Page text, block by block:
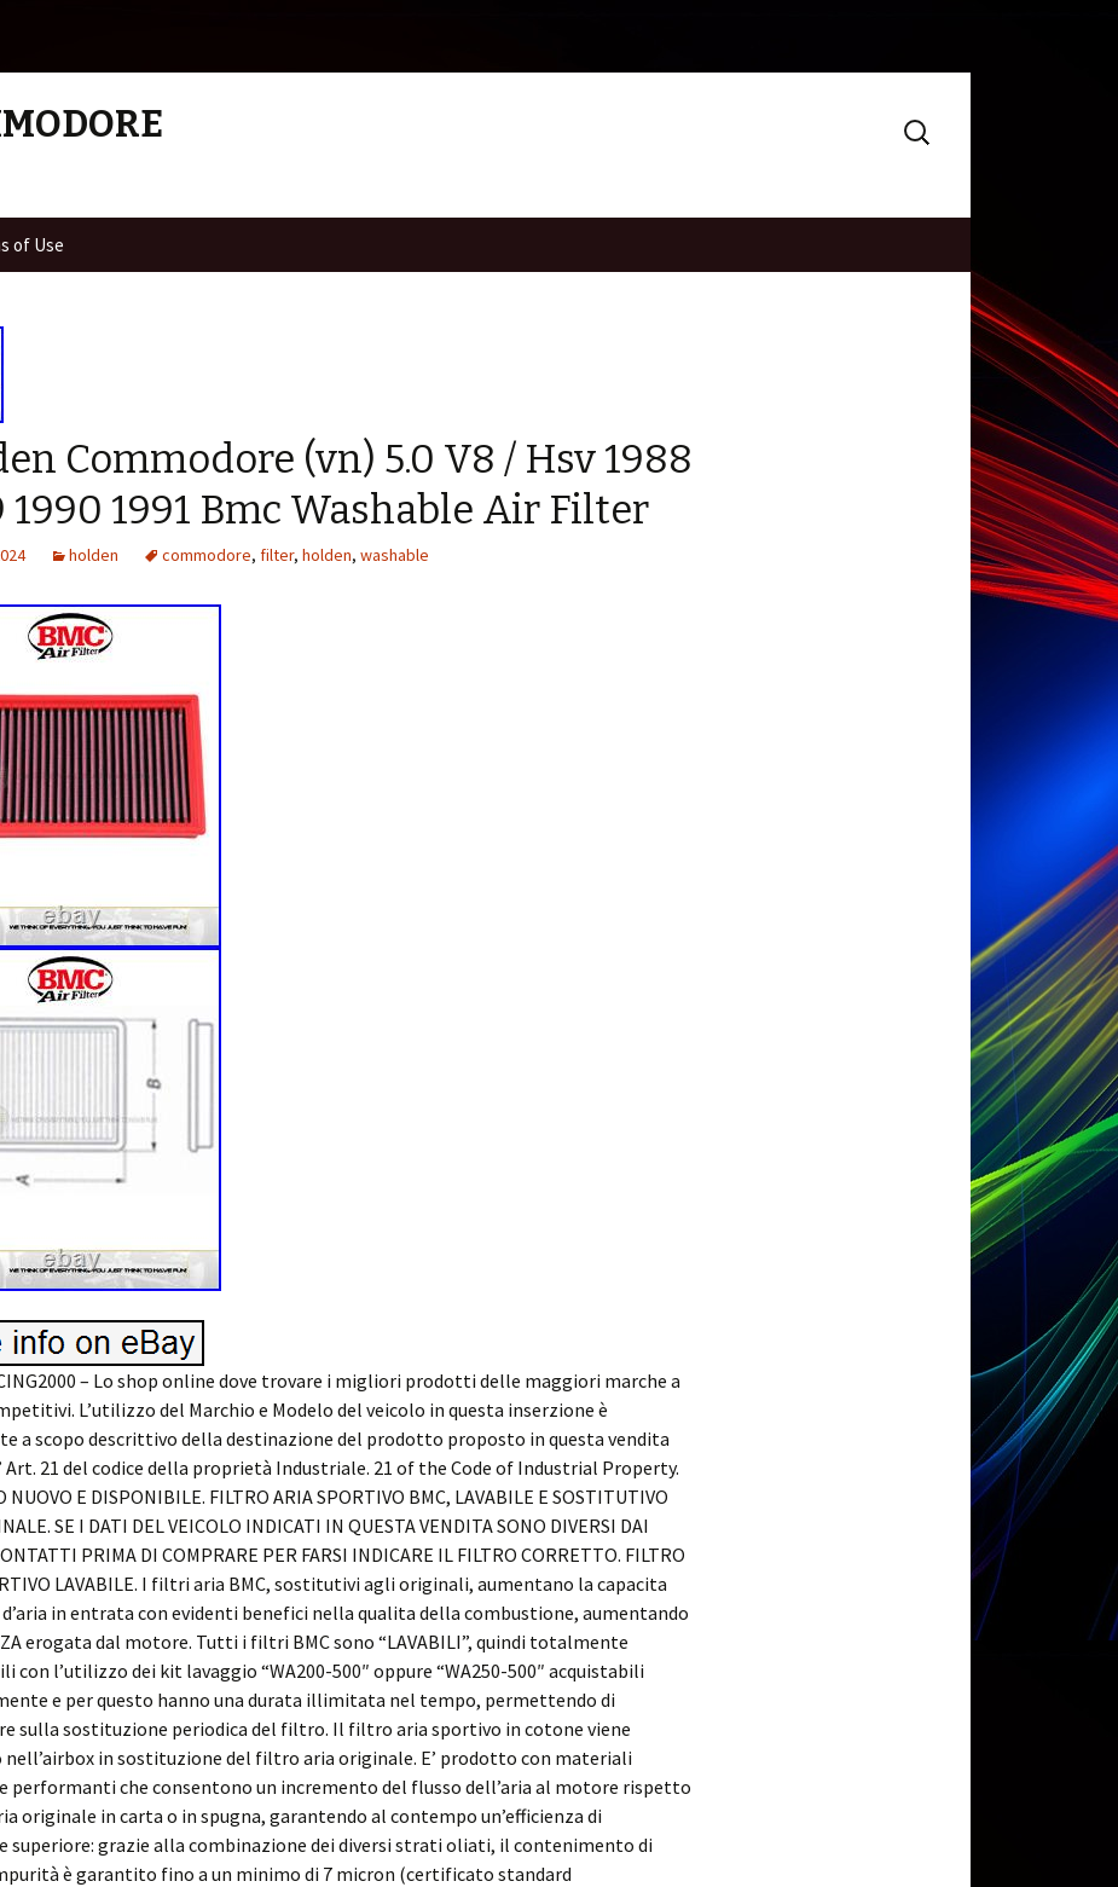
Search
for:
of Use
Commodore (vn) 5.0 V8 / Hsv 1988
1990 1991 Bmc Washable Air Filter
holden commodore, filter, holden, washable
– Lo shop online dove trovare i migliori prodotti delle maggiori marche a
L’utilizzo del Marchio e Modelo del veicolo in questa inserzione è
a scopo descrittivo della destinazione del prodotto proposto in questa vendita
Art. 21 del codice della proprietà Industriale. 21 of the Code of Industrial Property.
NUOVO E DISPONIBILE. FILTRO ARIA SPORTIVO BMC, LAVABILE E SOSTITUTIVO
SE I DATI DEL VEICOLO INDICATI IN QUESTA VENDITA SONO DIVERSI DAI
PRIMA DI COMPRARE PER FARSI INDICARE IL FILTRO CORRETTO. FILTRO
LAVABILE. I filtri aria BMC, sostitutivi agli originali, aumentano la capacita
in entrata con evidenti benefici nella qualita della combustione, aumentando
erogata dal motore. Tutti i filtri BMC sono “LAVABILI”, quindi totalmente
con l’utilizzo dei kit lavaggio “WA200-500″ oppure “WA250-500″ acquistabili
e per questo hanno una durata illimitata nel tempo, permettendo di
sulla sostituzione periodica del filtro. Il filtro aria sportivo in cotone viene
in sostituzione del filtro aria originale. E’ prodotto con materiali
performanti che consentono un incremento del flusso dell’aria al motore rispetto
originale in carta o in spugna, garantendo al contempo un’efficienza di
superiore: grazie alla combinazione dei diversi strati oliati, il contenimento di
è garantito fino a un minimo di 7 micron (certificato standard